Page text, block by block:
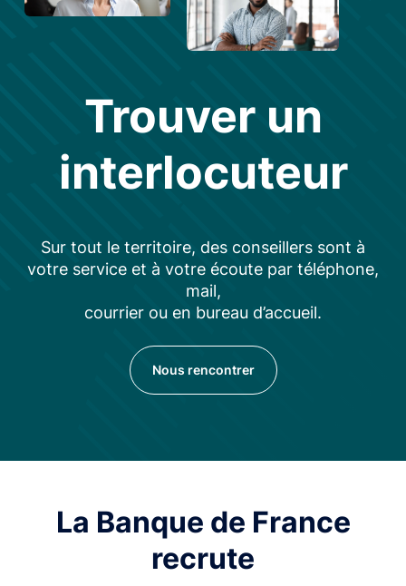
Trouver un
interlocuteur
Sur tout le territoire, des conseillers sont à
votre service et à votre écoute par téléphone,
mail,
courrier ou en bureau d’accueil.
Nous rencontrer
La Banque de France
recrute